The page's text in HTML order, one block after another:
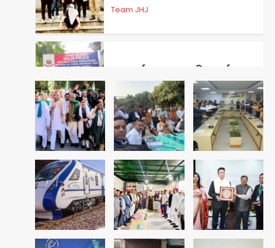
3
Team JHJ
4
डबल मर्डर का मुख्य साजिशकर्ता
क्राइम ब्रांच के हत्थे
Team JHJ
5
रोहित चौधरी गैंग का कुख्यात बदमाश
राजस्थान से गिरफ्तार
Team JHJ